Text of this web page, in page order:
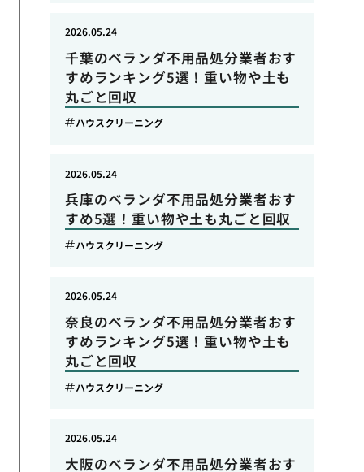
千葉のベランダ不用品処分業者おす
すめランキング5選！重い物や土も
丸ごと回収
2026.05.24
ハウスクリーニング
兵庫のベランダ不用品処分業者おす
すめ5選！重い物や土も丸ごと回収
2026.05.24
ハウスクリーニング
奈良のベランダ不用品処分業者おす
すめランキング5選！重い物や土も
丸ごと回収
2026.05.24
ハウスクリーニング
大阪のベランダ不用品処分業者おす
2026.05.24